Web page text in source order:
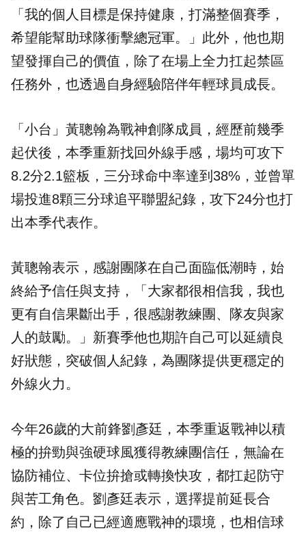
「我的個人目標是保持健康，打滿整個賽季，
希望能幫助球隊衝擊總冠軍。」此外，他也期
望發揮自己的價值，除了在場上全力扛起禁區
任務外，也透過自身經驗陪伴年輕球員成長。
「小台」黃聰翰為戰神創隊成員，經歷前幾季
起伏後，本季重新找回外線手感，場均可攻下
8.2分2.1籃板，三分球命中率達到38%，並曾單
場投進8顆三分球追平聯盟紀錄，攻下24分也打
出本季代表作。
黃聰翰表示，感謝團隊在自己面臨低潮時，始
終給予信任與支持，「大家都很相信我，我也
更有自信果斷出手，很感謝教練團、隊友與家
人的鼓勵。」新賽季他也期許自己可以延續良
好狀態，突破個人紀錄，為團隊提供更穩定的
外線火力。
今年26歲的大前鋒劉彥廷，本季重返戰神以積
極的拚勁與強硬球風獲得教練團信任，無論在
協防補位、卡位拚搶或轉換快攻，都扛起防守
與苦工角色。劉彥廷表示，選擇提前延長合
約，除了自己已經適應戰神的環境，也相信球